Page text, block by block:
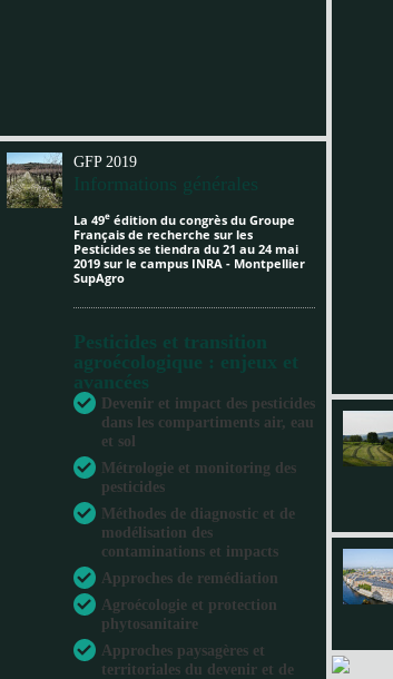
GFP 2019
Informations générales
La 49e édition du congrès du Groupe
Français de recherche sur les
Pesticides se tiendra du 21 au 24 mai
2019 sur le campus INRA - Montpellier
SupAgro
Pesticides et transition
agroécologique : enjeux et
avancées
Devenir et impact des pesticides
dans les compartiments air, eau
et sol
Métrologie et monitoring des
pesticides
Méthodes de diagnostic et de
modélisation des
contaminations et impacts
Approches de remédiation
Agroécologie et protection
phytosanitaire
Approches paysagères et
territoriales du devenir et de